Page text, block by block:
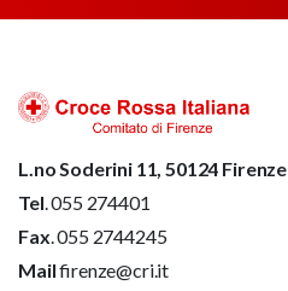
L.no Soderini 11, 50124 Firenze
Tel. 055 274401
Fax. 055 2744245
Mailfirenze@cri.it